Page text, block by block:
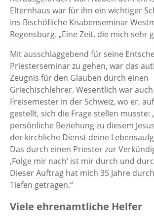
Elternhaus war für ihn ein wichtiger
ins Bischöfliche Knabenseminar
Regensburg. „Eine Zeit, die mich sehr
Mit ausschlaggebend für seine
Priesterseminar zu gehen, war das
Zeugnis für den Glauben durch einen
Griechischlehrer. Wesentlich war
Freisemester in der Schweiz, wo er,
gestellt, sich die Frage stellen musste:
persönliche Beziehung zu diesem
der kirchliche Dienst deine
Das durch einen Priester zur
,Folge mir nach‘ ist mir durch und
Dieser Auftrag hat mich 35 Jahre
Tiefen getragen.“
Viele ehrenamtliche Helfer